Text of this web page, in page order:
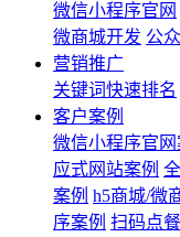
微信小程序官网
微商城开发 公
营销推广
关键词快速排名
客户案例
微信小程序官网
应式网站案例
案例 h5商城/微
序案例 扫码点